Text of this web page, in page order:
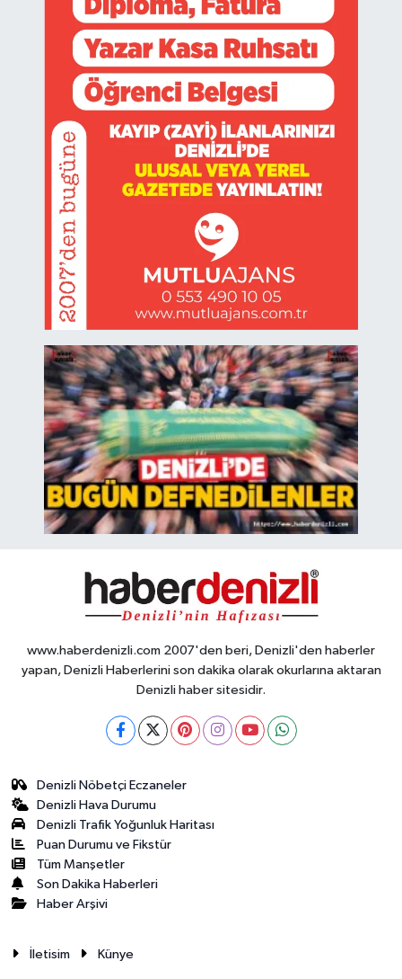
www.haberdenizli.com 2007'den beri, Denizli'den haberler
yapan, Denizli Haberlerini son dakika olarak okurlarına aktaran
Denizli haber sitesidir.
Denizli Nöbetçi Eczaneler
Denizli Hava Durumu
Denizli Trafik Yoğunluk Haritası
Puan Durumu ve Fikstür
Tüm Manşetler
Son Dakika Haberleri
Haber Arşivi
İletisim Künye